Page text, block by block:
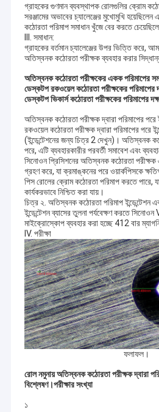
গ্রাহকের গুণমান ব্যবস্থাপক রোলগুলির ক্রোম
সরঞ্জামের অভাবের চ্যালেঞ্জের মুখোমুখি হয়েছিলেন
কঠোরতা পরিমাপ সমাধান খুঁজে বের করতে
III. সমাধান:
গ্রাহকের বর্তমান চ্যালেঞ্জের উপর ভিত্তি করে,
অতিস্বনক কঠোরতা পরীক্ষক ব্যবহার করার
অতিস্বনক কঠোরতা পরীক্ষকের একক পরিমাপের
ডেস্কটপ রকওয়েল কঠোরতা পরীক্ষকের পরিমাপের
ডেস্কটপ ভিকার্স কঠোরতা পরীক্ষকের পরিমাপের
অতিস্বনক কঠোরতা পরীক্ষক দ্বারা পরিমাপের পরে
রকওয়েল কঠোরতা পরীক্ষক দ্বারা পরিমাপের পরে
(ইন্ডেন্টেশনের জন্য চিত্র 2 দেখুন)। অতিস্বনক
পরে, এটি ব্যবহারকারীর পরবর্তী সমাবেশ এবং
সিনোওন প্রিসিশনের অতিস্বনক কঠোরতা
গ্রহণ করে, যা ক্রমাঙ্কনের পরে ওয়ার্কপিসকে
পিস রোলের ক্রোম কঠোরতা পরিমাপ করতে পারে,
কার্যকরভাবে নিশ্চিত করা যায়।
চিত্র ২. অতিস্বনক কঠোরতা পরিমাপ ইন্ডেন্টেশন
ইন্ডেন্টেশন ব্যাসের তুলনা পর্যবেক্ষণ করতে
মাইক্রোস্কোপ ব্যবহার করা হচ্ছে 412 বার
IV. পরীক্ষা
ফলাফল।
রোল নমুনায় অতিস্বনক কঠোরতা পরীক্ষক দ্বারা
বিশ্লেষণ।পরীক্ষার সংখ্যা
১